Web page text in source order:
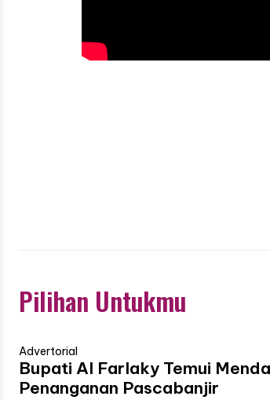
Pilihan Untukmu
Advertorial
Bupati Al Farlaky Temui
Penanganan Pascabanjir